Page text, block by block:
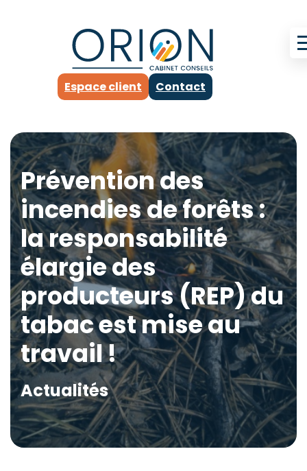
Espace client Contact
Prévention des
incendies de forêts :
la responsabilité
élargie des
producteurs (REP) du
tabac est mise au
travail !
Actualités